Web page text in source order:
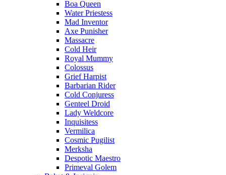
Boa Queen
Water Priestess
Mad Inventor
Axe Punisher
Massacre
Cold Heir
Royal Mummy
Colossus
Grief Harpist
Barbarian Rider
Cold Conjuress
Genteel Droid
Lady Weldcore
Inquisitess
Vermilica
Cosmic Pugilist
Merksha
Despotic Maestro
Primeval Golem